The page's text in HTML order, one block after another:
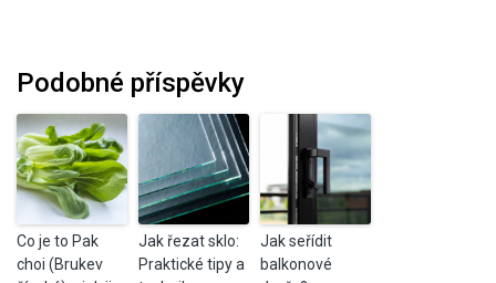
Podobné příspěvky
Co je to Pak
choi (Brukev
Jak řezat sklo:
Praktické tipy a
Jak seřídit
balkonové